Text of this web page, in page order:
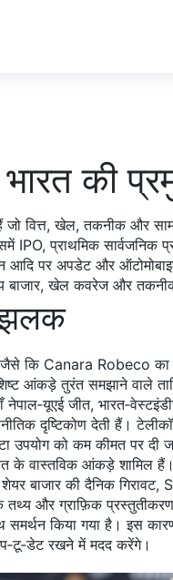
की
वित्त, खेल, तकनीक और
IPO,प्राथमिक सार्वजनिक
आदि पर अपडेटऔर
बाजार, खेल कवरेज और
झलक
कि Canara Robeco का
आंकड़े तुरंत समझाने वाले
नेपाल‑यूएई जीत,
दृष्टिकोण देती हैं।
को कम कीमत पर दी
वास्तविक आंकड़े शामिल हैं।
बाजार की दैनिक
तथ्य और ग्राफ़िक
समर्थन किया गया है। इस
रखने में मदद करेंगे।